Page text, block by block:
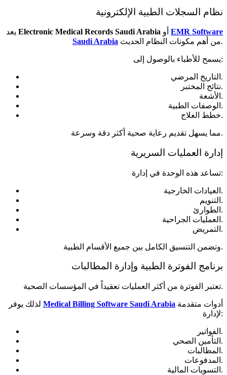
نظام السجلات الطبية الإلكترونية
Electronic Medical Records Saudi Arabia
EMR Software
Saudi Arabia
من أهم مكونات النظام الحديث.
يسمح للأطباء بالوصول إلى:
التاريخ المرضي.
نتائج المختبر.
الأشعة.
الوصفات الطبية.
خطط العلاج.
مما يسهل تقديم رعاية صحية أكثر دقة وسرعة.
إدارة العمليات السريرية
تساعد هذه الوحدة في إدارة:
العيادات الخارجية.
التنويم.
الطوارئ.
العمليات الجراحية.
التمريض.
وتضمن التنسيق الكامل بين جميع الأقسام الطبية.
برنامج الفوترة الطبية وإدارة المطالبات
تعتبر الفوترة من أكثر العمليات تعقيداً في المؤسسات الصحية.
Medical Billing Software Saudi Arabia
لإدارة:
الفواتير.
التأمين الصحي.
المطالبات.
المدفوعات.
التسويات المالية.